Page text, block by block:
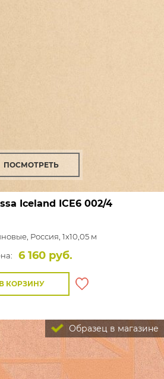
ПОСМОТРЕТЬ
Iceland ICE6 002/4
Россия, 1x10,05 м
6 160 руб.
В КОРЗИНУ
Образец в магазине